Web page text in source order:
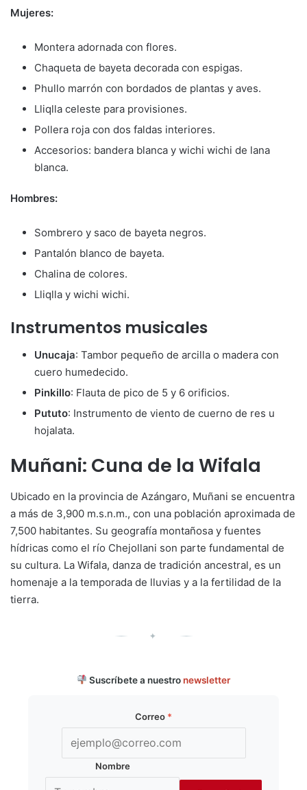
Mujeres:
Montera adornada con flores.
Chaqueta de bayeta decorada con espigas.
Phullo marrón con bordados de plantas y aves.
Lliqlla celeste para provisiones.
Pollera roja con dos faldas interiores.
Accesorios: bandera blanca y wichi wichi de lana
blanca.
Hombres:
Sombrero y saco de bayeta negros.
Pantalón blanco de bayeta.
Chalina de colores.
Lliqlla y wichi wichi.
Instrumentos musicales
Unucaja: Tambor pequeño de arcilla o madera con
cuero humedecido.
Pinkillo: Flauta de pico de 5 y 6 orificios.
Pututo: Instrumento de viento de cuerno de res u
hojalata.
Muñani: Cuna de la Wifala
Ubicado en la provincia de Azángaro, Muñani se encuentra
a más de 3,900 m.s.n.m., con una población aproximada de
7,500 habitantes. Su geografía montañosa y fuentes
hídricas como el río Chejollani son parte fundamental de
su cultura. La Wifala, danza de tradición ancestral, es un
homenaje a la temporada de lluvias y a la fertilidad de la
tierra.
✦
Suscríbete a nuestro newsletter
Correo *
Nombre